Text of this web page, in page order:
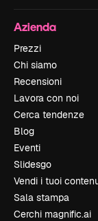
Azienda
Prezzi
Chi siamo
Recensioni
Lavora con noi
Cerca tendenze
Blog
Eventi
Slidesgo
Vendi i tuoi
Sala stampa
Cerchi magnific.ai